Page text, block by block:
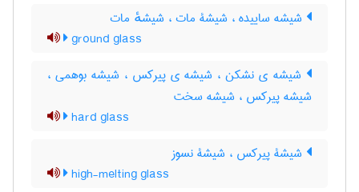
شیشه ساییده ، شیشۀ مات ، شیشهٔ مات
ground glass
شیشه ی نشکن ، شیشه ی پیرکس ، شیشه بوهمی ،
شیشه پیرکس ، شیشه سخت
hard glass
شیشۀ پیرکس ، شیشۀ نسوز
high-melting glass